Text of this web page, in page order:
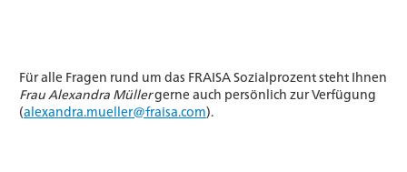
Für alle Fragen rund um das FRAISA Sozialprozent steht Ihnen
Frau Alexandra Müllergerne auch persönlich zur Verfügung
(alexandra.mueller@fraisa.com).